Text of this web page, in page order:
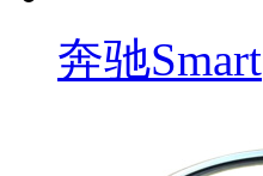
奔驰Smart